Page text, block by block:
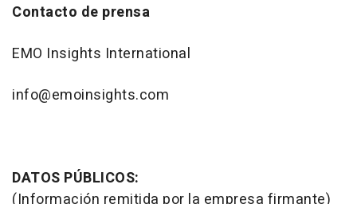
Contacto de prensa
EMO Insights International
info@emoinsights.com
DATOS PÚBLICOS:
(Información remitida por la empresa firmante)